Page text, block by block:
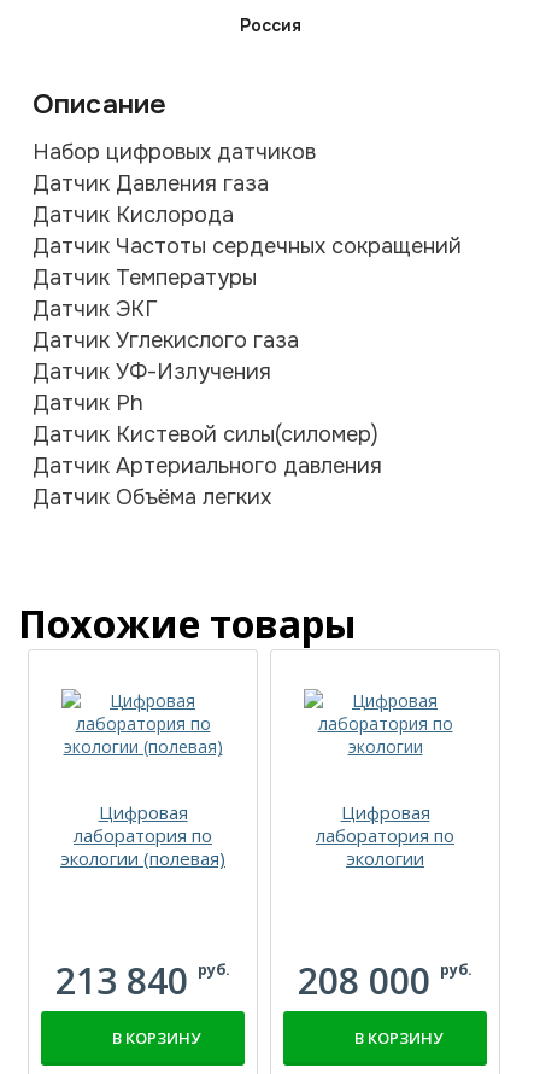
Россия
Описание
Набор цифровых датчиков
Датчик Давления газа
Датчик Кислорода
Датчик Частоты сердечных сокращений
Датчик Температуры
Датчик ЭКГ
Датчик Углекислого газа
Датчик УФ-Излучения
Датчик Ph
Датчик Кистевой силы(силомер)
Датчик Артериального давления
Датчик Объёма легких
Похожие товары
Цифровая
лаборатория по
экологии (полевая)
213 840 руб.
В КОРЗИНУ
Цифровая
лаборатория по
экологии
208 000 руб.
В КОРЗИНУ